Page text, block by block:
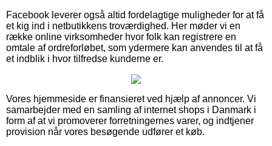
Facebook leverer også altid fordelagtige muligheder for at få
et kig ind i netbutikkens troværdighed. Her møder vi en
række online virksomheder hvor folk kan registrere en
omtale af ordreforløbet, som ydermere kan anvendes til at få
et indblik i hvor tilfredse kunderne er.
Vores hjemmeside er finansieret ved hjælp af annoncer. Vi
samarbejder med en samling af internet shops i Danmark i
form af at vi promoverer forretningernes varer, og indtjener
provision når vores besøgende udfører et køb.